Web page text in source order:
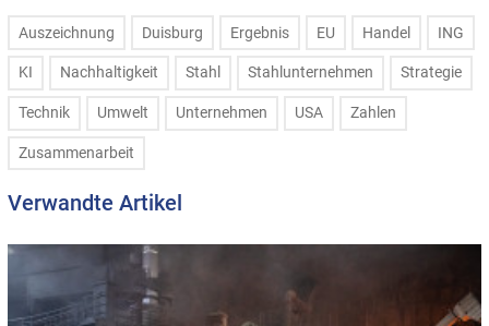
Auszeichnung Duisburg Ergebnis EU Handel ING
KI Nachhaltigkeit Stahl Stahlunternehmen Strategie
Technik Umwelt Unternehmen USA Zahlen
Zusammenarbeit
Verwandte Artikel